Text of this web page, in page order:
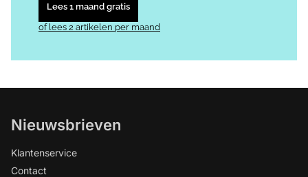
Lees 1 maand gratis
of lees 2 artikelen per maand
Nieuwsbrieven
Klantenservice
Contact